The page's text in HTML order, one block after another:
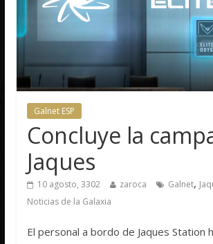
Galnet ESP
Concluye la
Jaques
10 agosto, 3302 zaroca Galnet,
Noticias de la Galaxia
El personal a bordo de Jaques Station